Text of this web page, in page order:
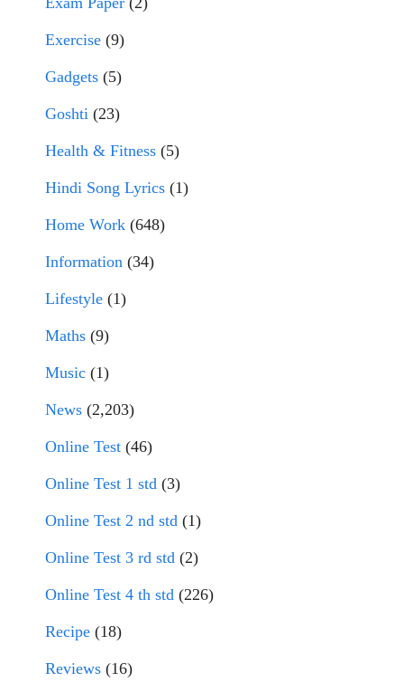
Exercise (9)
Gadgets (5)
Goshti (23)
Health & Fitness (5)
Hindi Song Lyrics (1)
Home Work (648)
Information (34)
Lifestyle (1)
Maths (9)
Music (1)
News (2,203)
Online Test (46)
Online Test 1 std (3)
Online Test 2 nd std (1)
Online Test 3 rd std (2)
Online Test 4 th std (226)
Recipe (18)
Reviews (16)